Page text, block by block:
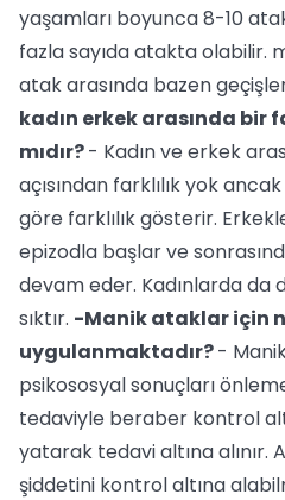
yaşamları boyunca 8-10
fazla sayıda atakta olabilir.
atak arasında bazen
kadın erkek arasında bir
mıdır?- Kadın ve erkek
açısından farklılık yok
göre farklılık gösterir.
epizodla başlar ve
devam eder. Kadınlarda da
sıktır. -Manik ataklar için
uygulanmaktadır?-
psikososyal sonuçları
tedaviyle beraber kontrol
yatarak tedavi altına alınır.
şiddetini kontrol altına